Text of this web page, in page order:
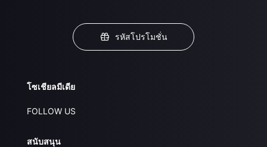
รหัสโปรโมชั่น
โซเชียลมีเดีย
FOLLOW US
สนับสนุน